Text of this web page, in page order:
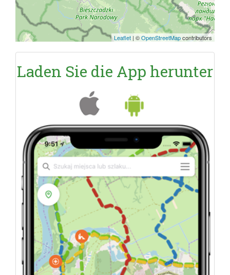
Leaflet | ©OpenStreetMapcontributors
Laden Sie die App herunter